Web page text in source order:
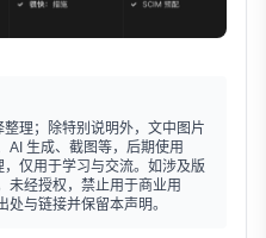
理；除特别说明外，文中图片
AI 生成、截图等，后期使用
仅用于学习与交流。如涉及版
未经授权，禁止用于商业用
与链接并保留本声明。